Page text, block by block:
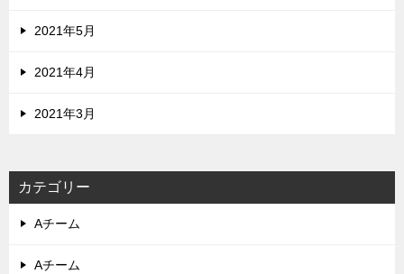
2021年5月
2021年4月
2021年3月
カテゴリー
Aチーム
Aチーム